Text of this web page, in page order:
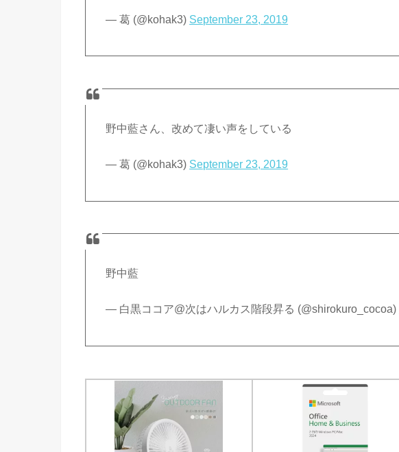
— 葛 (@kohak3) September 23, 2019
野中藍さん、改めて凄い声をしている
— 葛 (@kohak3) September 23, 2019
野中藍
— 白黒ココア@次はハルカス階段昇る (@shirokuro_cocoa)